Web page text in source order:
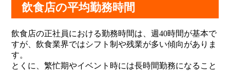
飲食店の平均勤務時間
飲食店の正社員における勤務時間は、週40時間が基本で
すが、飲食業界ではシフト制や残業が多い傾向がありま
す。
とくに、繁忙期やイベント時には長時間勤務になること